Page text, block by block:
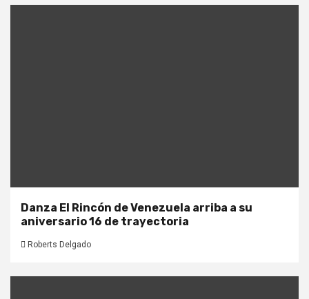
Danza El Rincón de Venezuela arriba a su
aniversario 16 de trayectoria
Roberts Delgado